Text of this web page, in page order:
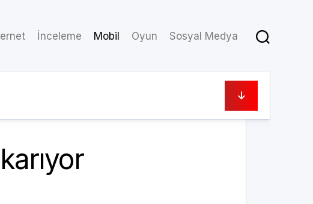
İnceleme Mobil Oyun Sosyal Medya